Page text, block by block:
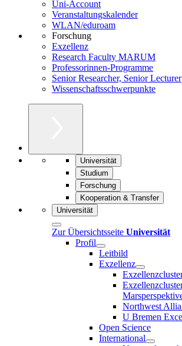
Uni-Account
Veranstaltungskalender
WLAN/eduroam
Forschung
Exzellenz
Research Faculty MARUM
Professorinnen-Programme
Senior Researcher, Senior Lecturer
Wissenschaftsschwerpunkte
Universität
Studium
Forschung
Kooperation & Transfer
Universität
Zur Übersichtsseite Universität
Profil
Leitbild
Exzellenz
Northwest
U Bremen
Open Science
International